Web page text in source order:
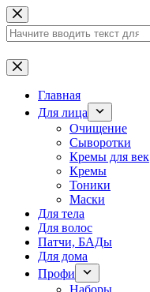
Перейти
к
сути
Ничего
не
найденоГлавная
Для лица
Очищение
Сыворотки
Кремы для век
Кремы
Тоники
Маски
Для тела
Для волос
Патчи, БАДы
Для дома
Профи
Наборы